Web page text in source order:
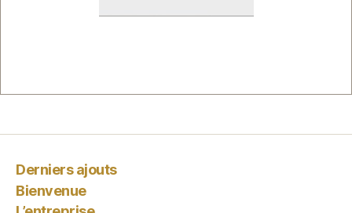
Derniers ajouts
Bienvenue